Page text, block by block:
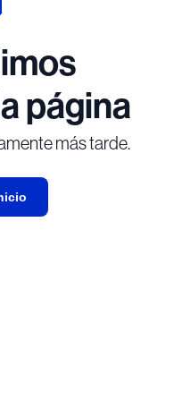
página
más tarde.